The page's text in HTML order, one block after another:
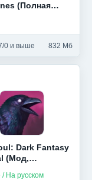
(Полная
0 и выше 832 Мб
Dark Fantasy
(Мод,
/ На русском